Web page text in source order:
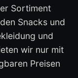
Sortiment
Snacks und
und
wir nur mit
Preisen